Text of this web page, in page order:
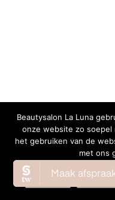
Beautysalon La Luna
onze website zo soepel
het gebruiken van de
met ons
OK LEES